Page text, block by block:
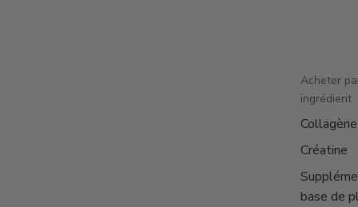
Acheter
ingrédient
Collagène
Créatine
base de